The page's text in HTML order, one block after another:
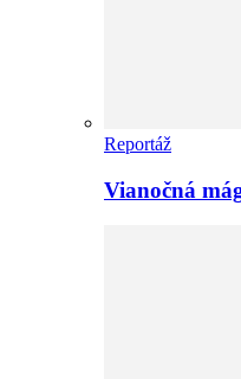
Reportáž
Vianočná